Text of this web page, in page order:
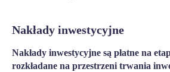
Nakłady inwestycyjne
Nakłady inwestycyjne są płatne na
rozkładane na przestrzeni trwania